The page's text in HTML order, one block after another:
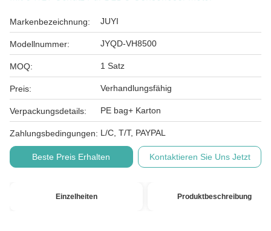
Markenbezeichnung: JUYI
Modellnummer: JYQD-VH8500
MOQ: 1 Satz
Preis: Verhandlungsfähig
Verpackungsdetails: PE bag+ Karton
Zahlungsbedingungen: L/C, T/T, PAYPAL
Beste Preis Erhalten Kontaktieren Sie Uns Jetzt
Einzelheiten Produktbeschreibung